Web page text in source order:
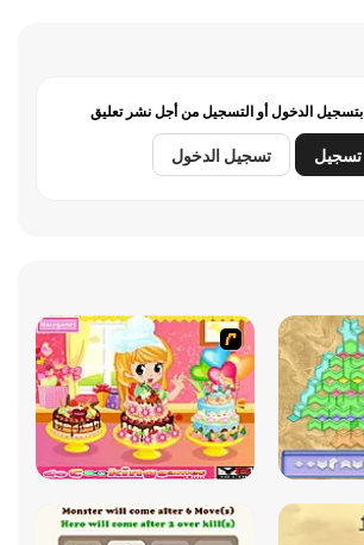
الدخول أو التسجيل من أجل نشر تعليق
تسجيل تسجيل الدخول